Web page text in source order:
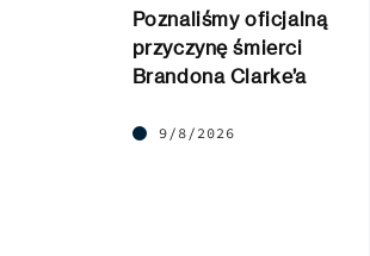
Poznaliśmy oficjalną
przyczynę śmierci
Brandona Clarke’a
9/8/2026